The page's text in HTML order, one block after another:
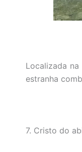
Localizada
estranha
7. Cristo do